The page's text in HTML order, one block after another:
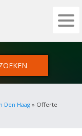
ZAKELIJKE PORTAL
Den Haag » Offerte